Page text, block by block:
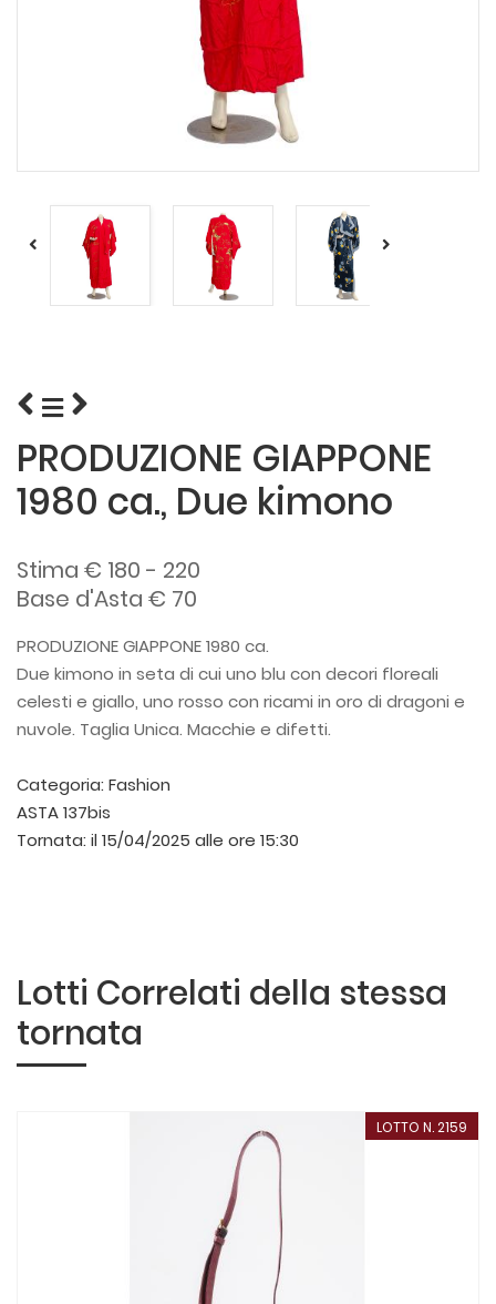
PRODUZIONE GIAPPONE
1980 ca., Due kimono
Stima € 180 - 220
Base d'Asta € 70
PRODUZIONE GIAPPONE 1980 ca.
Due kimono in seta di cui uno blu con decori floreali
celesti e giallo, uno rosso con ricami in oro di dragoni e
nuvole. Taglia Unica. Macchie e difetti.
Categoria: Fashion
ASTA 137bis
Tornata: il 15/04/2025 alle ore 15:30
Lotti Correlati della stessa
tornata
LOTTO N. 2159